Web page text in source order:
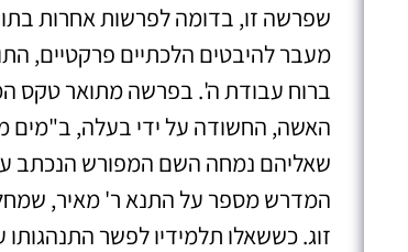
שפרשה זו, בדומה לפרשות אחרות
מעבר להיבטים הלכתיים פרקטיים,
ברוח עבודת ה'. בפרשה מתואר טקס
האשה, החשודה על ידי בעלה, ב"מים
שאליהם נמחה השם המפורש הנכתב
המדרש מספר על התנא ר' מאיר, שמחל
זוג. כששאלו תלמידיו לפשר